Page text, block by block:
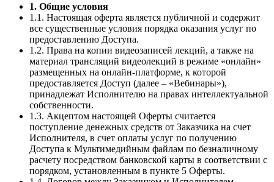
1. Общие условия
1.1. Настоящая оферта является публичной и содержит
все существенные условия порядка оказания услуг по
предоставлению Доступа.
1.2. Права на копии видеозаписей лекций, а также на
материал трансляций видеолекций в режиме «онлайн»
размещенных на онлайн-платформе, к которой
предоставляется Доступ (далее – «Вебинары»),
принадлежат Исполнителю на правах интеллектуальной
собственности.
1.3. Акцептом настоящей Оферты считается
поступление денежных средств от Заказчика на счет
Исполнителя, в счет оплаты услуг по получению
Доступа к Мультимедийным файлам по безналичному
расчету посредством банковской карты в соответствии с
порядком, установленным в пункте 5 Оферты.